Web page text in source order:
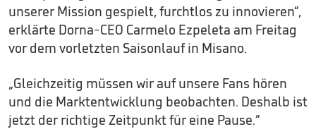
unserer Mission gespielt, furchtlos zu innovieren“,
erklärte Dorna-CEO Carmelo Ezpeleta am Freitag
vor dem vorletzten Saisonlauf in Misano.
„Gleichzeitig müssen wir auf unsere Fans hören
und die Marktentwicklung beobachten. Deshalb ist
jetzt der richtige Zeitpunkt für eine Pause.“